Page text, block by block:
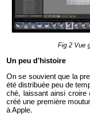
Fig 2 Vue
Un peu d’his­toire
On se sou­vient que la
été dis­tri­buée peu de
ché, lais­sant ainsi croire
créé une pre­mière
à Apple.